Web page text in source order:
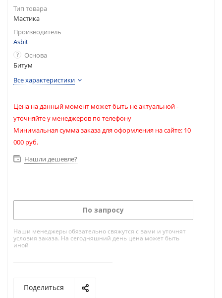
Тип товара
Мастика
Производитель
Asbit
?
Основа
Битум
Все характеристики
Цена на данный момент может быть не актуальной -
уточняйте у менеджеров по телефону
Минимальная сумма заказа для оформления на сайте: 10
000 руб.
Нашли дешевле?
По запросу
Наши менеджеры обязательно свяжутся с вами и уточнят
условия заказа. На сегодняшний день цена может быть
иной
Поделиться